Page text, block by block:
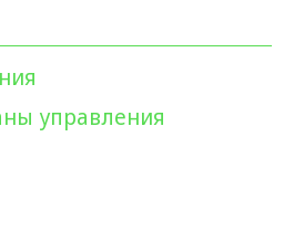
управления